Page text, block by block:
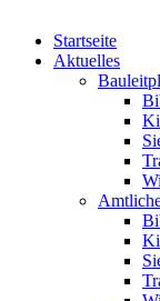
Startseite
Aktuelles